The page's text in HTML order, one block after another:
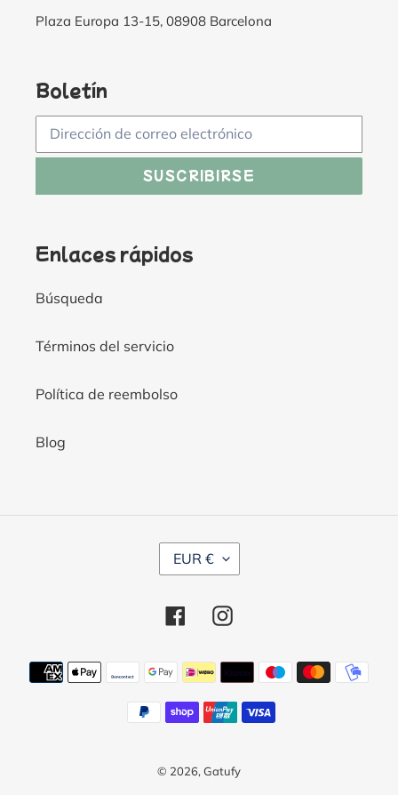
Plaza Europa 13-15, 08908 Barcelona
Boletín
SUSCRIBIRSE
Enlaces rápidos
Búsqueda
Términos del servicio
Política de reembolso
Blog
M
O
N
E
A
EUR €
FacebookInstagram
Métodos
de
pago
© 2026, Gatufy